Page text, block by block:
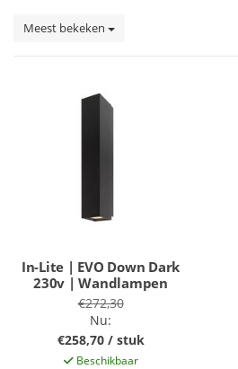
Meest bekeken
In-Lite | EVO Down Dark
230v | Wandlampen
€272,30
Nu:
€258,70 / stuk
Beschikbaar